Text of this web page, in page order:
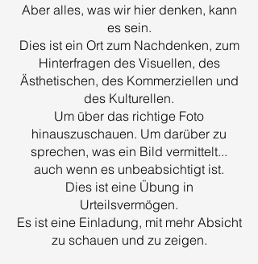
Aber alles, was wir hier denken, kann
es sein.
Dies ist ein Ort zum Nachdenken, zum
Hinterfragen des Visuellen, des
Ästhetischen, des Kommerziellen und
des Kulturellen.
Um über das richtige Foto
hinauszuschauen. Um darüber zu
sprechen, was ein Bild vermittelt...
auch wenn es unbeabsichtigt ist.
Dies ist eine Übung in
Urteilsvermögen.
Es ist eine Einladung, mit mehr Absicht
zu schauen und zu zeigen.